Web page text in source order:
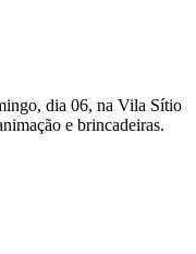
dia 06, na Vila Sítio
e brincadeiras.